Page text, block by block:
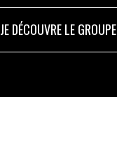
JE DÉCOUVRE LE GROUPE